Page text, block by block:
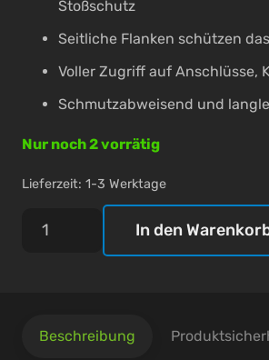
Stoßschutz
Seitliche Flanken schützen
Voller Zugriff auf Anschlüsse,
Schmutzabweisend und
Nur noch 2 vorrätig
Lieferzeit: 1-3 Werktage
nevox
In den
Beschreibung